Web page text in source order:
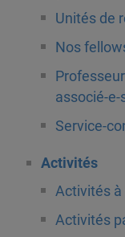
Unités de
Nos
associé-e-
Service-
Activités
Activités à
Activités